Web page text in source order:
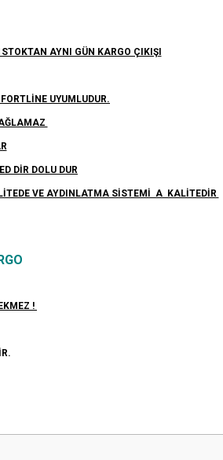
AYNI GÜN KARGO ÇIKIŞI
UYUMLUDUR.
DİR DOLU DUR
VE AYDINLATMA SİSTEMİ A KALİTEDİR
!